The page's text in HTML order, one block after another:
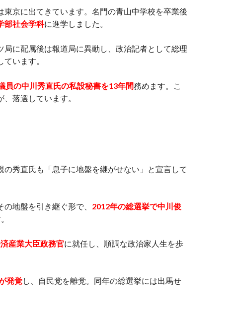
京に出てきています。名門の青山中学校を卒業後
部社会学科に進学しました。
局に配属後は報道局に異動し、政治記者として総理
います。
員の中川秀直氏の私設秘書を13年間務めます。こ
落選しています。
秀直氏も「息子に地盤を継がせない」と宣言して
地盤を引き継ぐ形で、 2012年の総選挙で中川俊
産業大臣政務官に就任し、順調な政治家人生を歩
発覚し、自民党を離党。同年の総選挙には出馬せ